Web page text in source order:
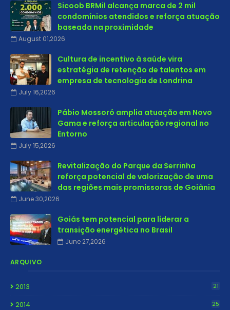
Sicoob BRMil alcança marca de 2 mil
condomínios atendidos e reforça atuação
baseada na proximidade
August 01,2026
Cultura de incentivo à saúde vira
estratégia de retenção de talentos em
empresa de tecnologia de Londrina
July 16,2026
Pábio Mossoró amplia atuação em Novo
Gama e reforça articulação regional no
Entorno
July 15,2026
Revitalização do Parque da Serrinha
reforça potencial de valorização de uma
das regiões mais promissoras de Goiânia
June 30,2026
Goiás tem potencial para liderar a
transição energética no Brasil
June 27,2026
ARQUIVO
2013 21
2014 25